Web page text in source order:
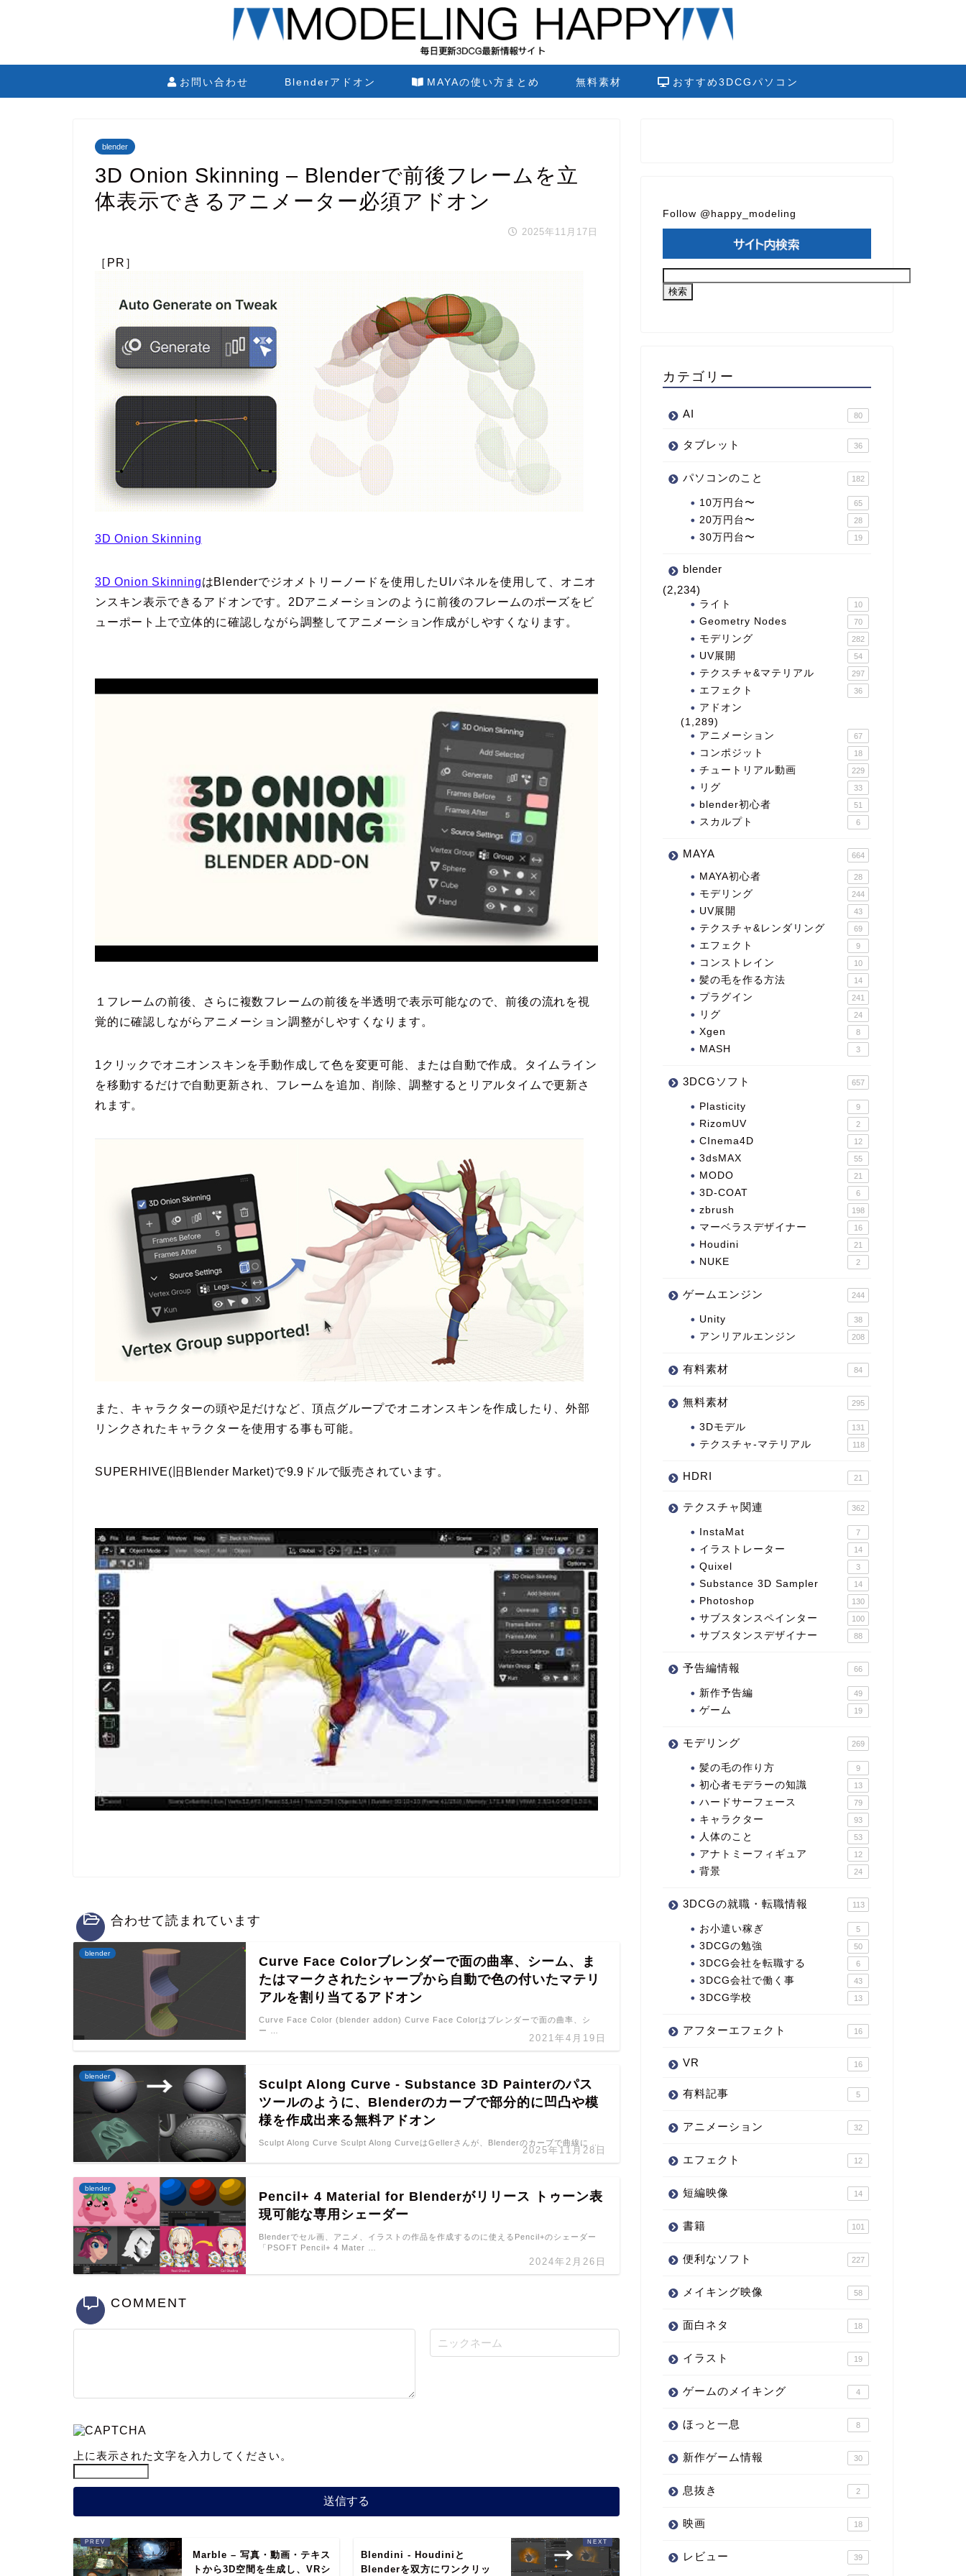
お問い合わせ Blenderアドオン MAYAの使い方まとめ 無料素材 おすすめ3DCGパソコン
blender
3D Onion Skinning – Blenderで前後フレームを立
体表示できるアニメーター必須アドオン
2025年11月17日
［PR］
3D Onion Skinning
3D Onion SkinningはBlenderでジオメトリーノードを使用したUIパネルを使用して、オニオ
ンスキン表示できるアドオンです。2Dアニメーションのように前後のフレームのポーズをビ
ューポート上で立体的に確認しながら調整してアニメーション作成がしやすくなります。
１フレームの前後、さらに複数フレームの前後を半透明で表示可能なので、前後の流れを視
覚的に確認しながらアニメーション調整がしやすくなります。
1クリックでオニオンスキンを手動作成して色を変更可能、または自動で作成。タイムライン
を移動するだけで自動更新され、フレームを追加、削除、調整するとリアルタイムで更新さ
れます。
また、キャラクターの頭や足だけなど、頂点グループでオニオンスキンを作成したり、外部
リンクされたキャラクターを使用する事も可能。
SUPERHIVE(旧Blender Market)で9.9ドルで販売されています。
合わせて読まれています
blender
Curve Face Colorブレンダーで面の曲率、シーム、ま
たはマークされたシャープから自動で色の付いたマテリ
アルを割り当てるアドオン
2021年4月19日
Curve Face Color (blender addon) Curve Face Colorはブレンダーで面の曲率、シ
ー …
blender
Sculpt Along Curve - Substance 3D Painterのパス
ツールのように、Blenderのカーブで部分的に凹凸や模
様を作成出来る無料アドオン
2025年11月28日
Sculpt Along Curve Sculpt Along CurveはGellerさんが、Blenderのカーブで曲線に …
blender
Pencil+ 4 Material for Blenderがリリース トゥーン表
現可能な専用シェーダー
2024年2月26日
Blenderでセル画、アニメ、イラストの作品を作成するのに使えるPencil+のシェーダー
「PSOFT Pencil+ 4 Mater …
COMMENT
上に表示された文字を入力してください。
Marble – 写真・動画・テキス
トから3D空間を生成し、VRシ
Blendini - Houdiniと
Blenderを双方にワンクリッ
Follow @happy_modeling
カテゴリー
AI 80
タブレット 36
パソコンのこと 182
10万円台〜 65
20万円台〜 28
30万円台〜 19
blender
(2,234)
ライト 10
Geometry Nodes 70
モデリング 282
UV展開 54
テクスチャ&マテリアル 297
エフェクト 36
アドオン
(1,289)
アニメーション
67
コンポジット 18
チュートリアル動画 229
リグ 33
blender初心者 51
スカルプト 6
MAYA 664
MAYA初心者 28
モデリング 244
UV展開 43
テクスチャ&レンダリング 69
エフェクト 9
コンストレイン 10
髪の毛を作る方法 14
プラグイン 241
リグ 24
Xgen 8
MASH 3
3DCGソフト 657
Plasticity 9
RizomUV 2
CInema4D 12
3dsMAX 55
MODO 21
3D-COAT 6
zbrush 198
マーベラスデザイナー 16
Houdini 21
NUKE 2
ゲームエンジン 244
Unity 38
アンリアルエンジン 208
有料素材 84
無料素材 295
3Dモデル 131
テクスチャ-マテリアル 118
HDRI 21
テクスチャ関連 362
InstaMat 7
イラストレーター 14
Quixel 3
Substance 3D Sampler 14
Photoshop 130
サブスタンスペインター 100
サブスタンスデザイナー 88
予告編情報 66
新作予告編 49
ゲーム 19
モデリング 269
髪の毛の作り方 9
初心者モデラーの知識 13
ハードサーフェース 79
キャラクター 93
人体のこと 53
アナトミーフィギュア 12
背景 24
3DCGの就職・転職情報 113
お小遣い稼ぎ 5
3DCGの勉強 50
3DCG会社を転職する 6
3DCG会社で働く事 43
3DCG学校 13
アフターエフェクト 16
VR 16
有料記事 5
アニメーション 32
エフェクト 12
短編映像 14
書籍 101
便利なソフト 227
メイキング映像 58
面白ネタ 18
イラスト 19
ゲームのメイキング 4
ほっと一息 8
新作ゲーム情報 30
息抜き 2
映画 18
レビュー 39